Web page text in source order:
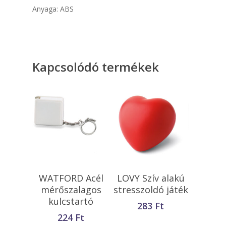
Anyaga: ABS
Kapcsolódó termékek
Kosárba
Teszem
WATFORD Acél
mérőszalagos
kulcstartó
224 Ft
Opciók Választása
LOVY Szív alakú
stresszoldó játék
283 Ft